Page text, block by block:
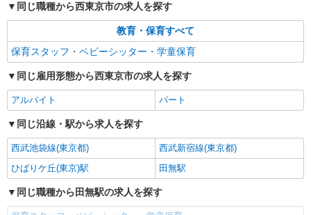
同じ職種から西東京市の求人を探す
教育・保育すべて
保育スタッフ・ベビーシッター・学童保育
同じ雇用形態から西東京市の求人を探す
アルバイト パート
同じ沿線・駅から求人を探す
西武池袋線(東京都)
西武新宿線(東京都)
ひばりケ丘(東京)駅
田無駅
同じ職種から田無駅の求人を探す